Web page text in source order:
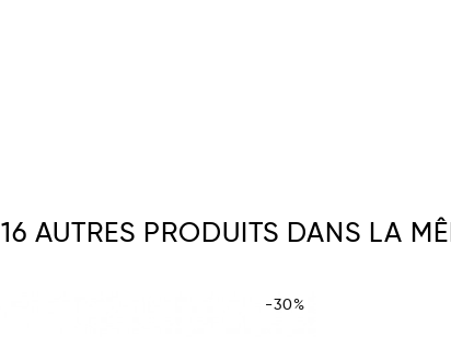
16 AUTRES PRODUITS DANS LA
-30%